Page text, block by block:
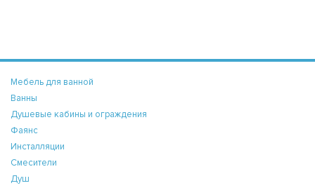
Мебель для ванной
Ванны
Душевые кабины и ограждения
Фаянс
Инсталляции
Смесители
Душ